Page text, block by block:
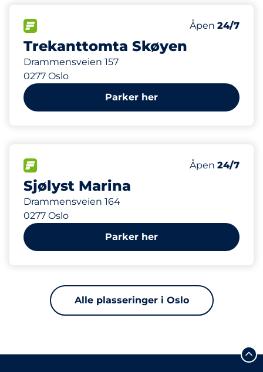
Trekanttomta Skøyen
Drammensveien 157
0277 Oslo
Antall
23
HC plasser
1
Mandag
Åpen 24/7
249 m
Parker her
Sjølyst Marina
Drammensveien 164
0277 Oslo
Mandag
Åpen 24/7
271 m
Parker her
Alle plasseringer i Oslo